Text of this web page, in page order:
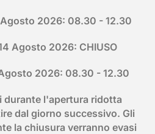
2026: 08.30 - 12.30
Agosto 2026: CHIUSO
2026: 08.30 - 12.30
durante l'apertura ridotta
dal giorno successivo. Gli
la chiusura verranno evasi